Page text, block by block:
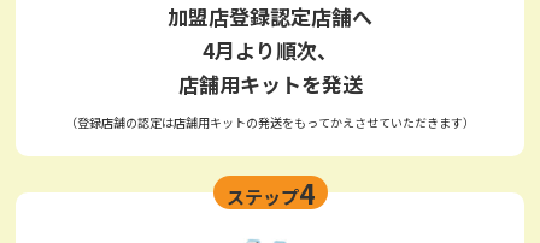
加盟店登録認定店舗へ
4月より順次、
店舗用キットを発送
（登録店舗の認定は店舗用キットの発送をもってかえさせていただきます）
ステップ4